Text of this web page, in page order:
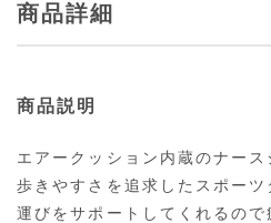
商品詳細
商品説明
エアークッション内蔵のナース
歩きやすさを追求したスポー
運びをサポートしてくれるので